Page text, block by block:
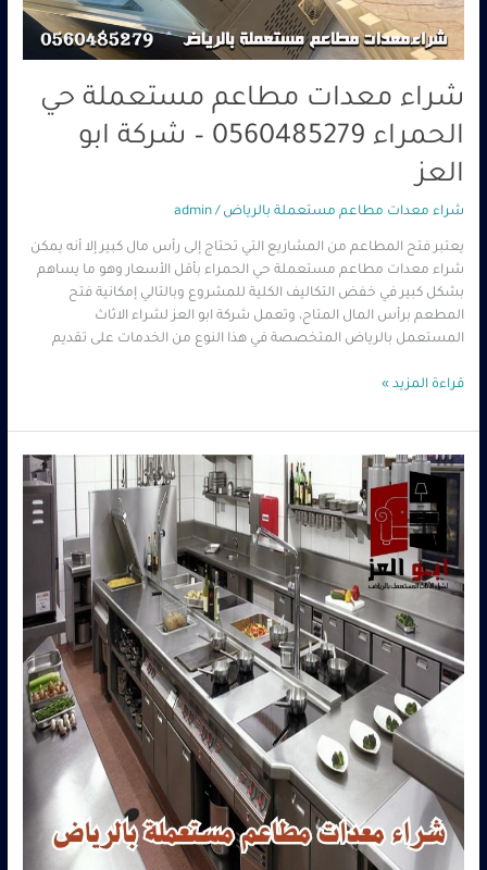
شراء معدات مطاعم مستعملة حي
الحمراء 0560485279 – شركة ابو
العز
شراء معدات مطاعم مستعملة بالرياض /
admin
يعتبر فتح المطاعم من المشاريع التي تحتاج إلى رأس مال كبير إلا أنه يمكن
شراء معدات مطاعم مستعملة حي الحمراء بأقل الأسعار وهو ما يساهم
بشكل كبير في خفض التكاليف الكلية للمشروع وبالتالي إمكانية فتح
المطعم برأس المال المتاح، وتعمل شركة ابو العز لشراء الاثاث
المستعمل بالرياض المتخصصة في هذا النوع من الخدمات على تقديم
قراءة المزيد »
شراء
معدات
مطاعم
مستعمله
حي
الملز
–
0560485279
شركة